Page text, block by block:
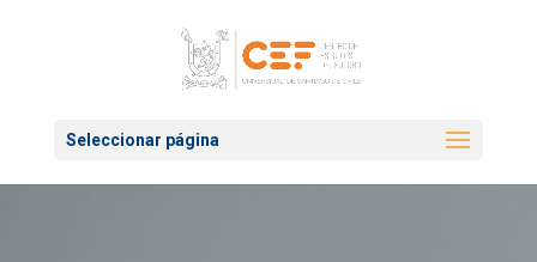
Seleccionar página